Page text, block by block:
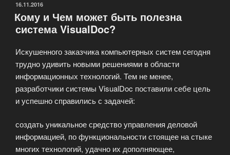
ОПУБЛИКОВАНО
16.11.2016
Кому и Чем может быть полезна
система VisualDoc?
Искушенного заказчика компьютерных систем сегодня
трудно удивить новыми решениями в области
информационных технологий. Тем не менее,
разработчики системы VisualDoc поставили себе цель
и успешно справились с задачей:
создать уникальное средство управления деловой
информацией, по функциональности стоящее на стыке
многих технологий, удачно их дополняющее,